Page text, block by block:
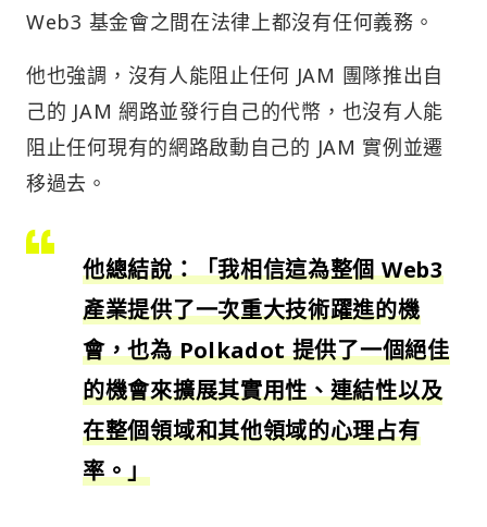
Web3 基金會之間在法律上都沒有任何義務。
他也強調，沒有人能阻止任何 JAM 團隊推出自
己的 JAM 網路並發行自己的代幣，也沒有人能
阻止任何現有的網路啟動自己的 JAM 實例並遷
移過去。
他總結說：「我相信這為整個 Web3
產業提供了一次重大技術躍進的機
會，也為 Polkadot 提供了一個絕佳
的機會來擴展其實用性、連結性以及
在整個領域和其他領域的心理占有
率。」